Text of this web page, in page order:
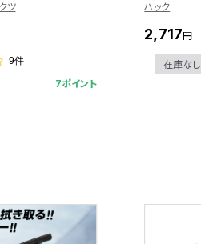
ツ
9件
7ポイント
ハック
2,717円
在庫なし